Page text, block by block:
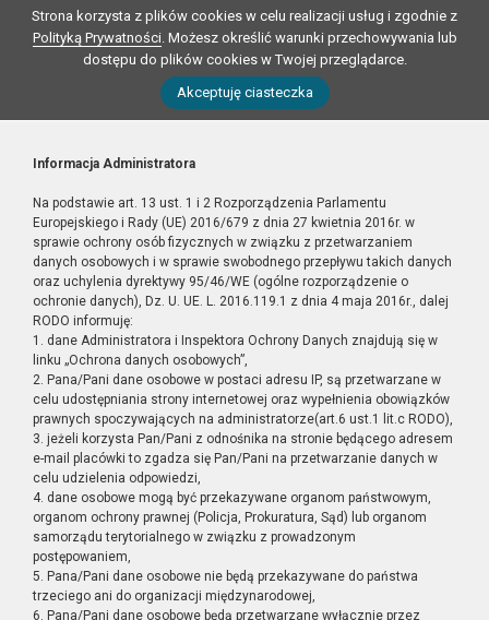
Strona korzysta z plików cookies w celu realizacji usług i zgodnie z
Polityką Prywatności. Możesz określić warunki przechowywania lub
dostępu do plików cookies w Twojej przeglądarce.
Akceptuję ciasteczka
Informacja Administratora
Na podstawie art. 13 ust. 1 i 2 Rozporządzenia Parlamentu
Europejskiego i Rady (UE) 2016/679 z dnia 27 kwietnia 2016r. w
sprawie ochrony osób fizycznych w związku z przetwarzaniem
danych osobowych i w sprawie swobodnego przepływu takich danych
oraz uchylenia dyrektywy 95/46/WE (ogólne rozporządzenie o
ochronie danych), Dz. U. UE. L. 2016.119.1 z dnia 4 maja 2016r., dalej
RODO informuję:
1. dane Administratora i Inspektora Ochrony Danych znajdują się w
linku „Ochrona danych osobowych”,
2. Pana/Pani dane osobowe w postaci adresu IP, są przetwarzane w
celu udostępniania strony internetowej oraz wypełnienia obowiązków
prawnych spoczywających na administratorze(art.6 ust.1 lit.c RODO),
3. jeżeli korzysta Pan/Pani z odnośnika na stronie będącego adresem
e-mail placówki to zgadza się Pan/Pani na przetwarzanie danych w
celu udzielenia odpowiedzi,
4. dane osobowe mogą być przekazywane organom państwowym,
organom ochrony prawnej (Policja, Prokuratura, Sąd) lub organom
samorządu terytorialnego w związku z prowadzonym
postępowaniem,
5. Pana/Pani dane osobowe nie będą przekazywane do państwa
trzeciego ani do organizacji międzynarodowej,
6. Pana/Pani dane osobowe będą przetwarzane wyłącznie przez